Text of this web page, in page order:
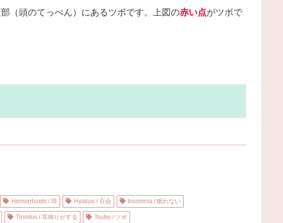
（頭のてっぺん）にあるツボです。上図の赤い点がツボで
Hemorrhoids / 痔 Hyakue / 百会 Insomnia / 眠れない
Tinnitus / 耳鳴りがする Tsubo / ツボ